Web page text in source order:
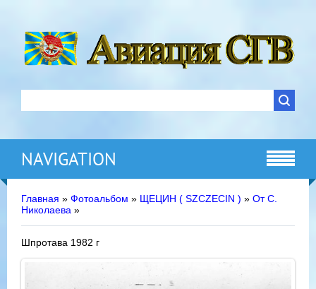
NAVIGATION
Главная » Фотоальбом » ЩЕЦИН ( SZCZECIN ) » От С.
Николаева »
Шпротава 1982 г